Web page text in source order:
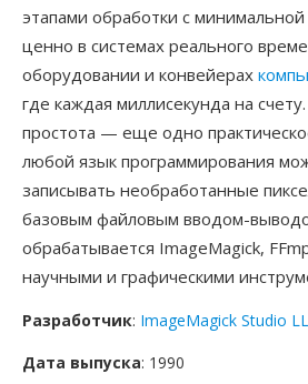
этапами обработки с
ценно в системах реального
оборудовании и конвейерах
где каждая миллисекунда на
простота — еще одно
любой язык программирования
записывать необработанные
базовым файловым вводом-
обрабатывается ImageMagick,
научными и графическими
Разработчик: ImageMagick Studio
Дата выпуска: 1990